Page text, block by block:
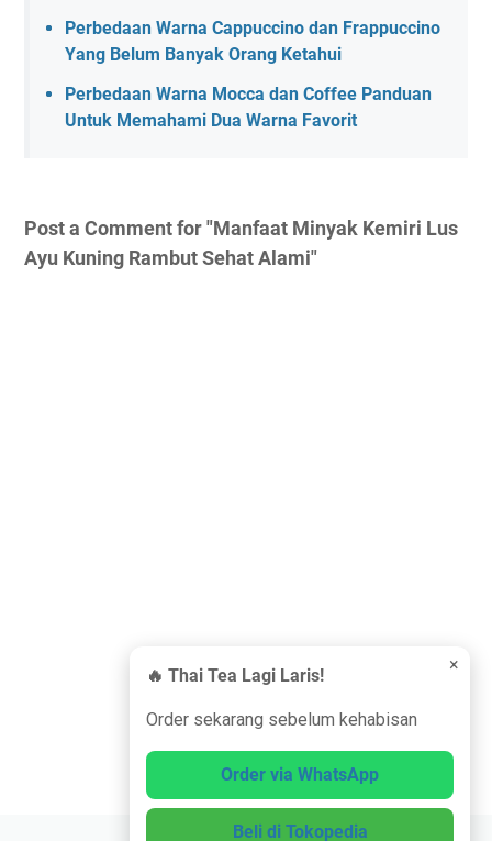
Perbedaan Warna Cappuccino dan Frappuccino
Yang Belum Banyak Orang Ketahui
Perbedaan Warna Mocca dan Coffee Panduan
Untuk Memahami Dua Warna Favorit
Post a Comment for "Manfaat Minyak Kemiri Lus
Ayu Kuning Rambut Sehat Alami"
×
🔥 Thai Tea Lagi Laris!
Order sekarang sebelum kehabisan
Order via WhatsApp
Beli di Tokopedia